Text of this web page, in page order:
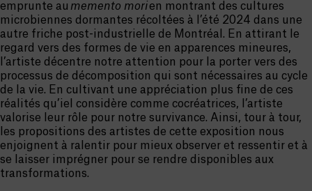
emprunte au memento morien montrant des cultures
microbiennes dormantes récoltées à l’été 2024 dans une
autre friche post-industrielle de Montréal. En attirant le
regard vers des formes de vie en apparences mineures,
l’artiste décentre notre attention pour la porter vers des
processus de décomposition qui sont nécessaires au cycle
de la vie. En cultivant une appréciation plus fine de ces
réalités qu’iel considère comme cocréatrices, l’artiste
valorise leur rôle pour notre survivance. Ainsi, tour à tour,
les propositions des artistes de cette exposition nous
enjoignent à ralentir pour mieux observer et ressentir et à
se laisser imprégner pour se rendre disponibles aux
transformations.